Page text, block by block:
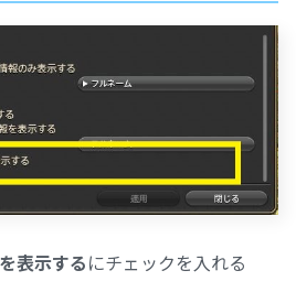
表示するにチェックを入れる